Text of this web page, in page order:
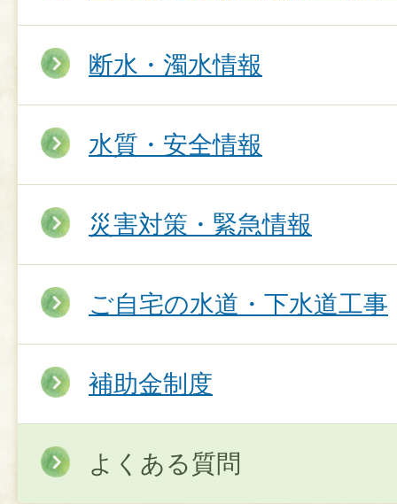
断水・濁水情報
水質・安全情報
災害対策・緊急情報
ご自宅の水道・下水道工事
補助金制度
よくある質問